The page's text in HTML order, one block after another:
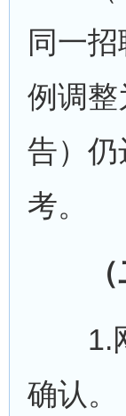
同一
例调
告）
考。
（二
1.网
确认。